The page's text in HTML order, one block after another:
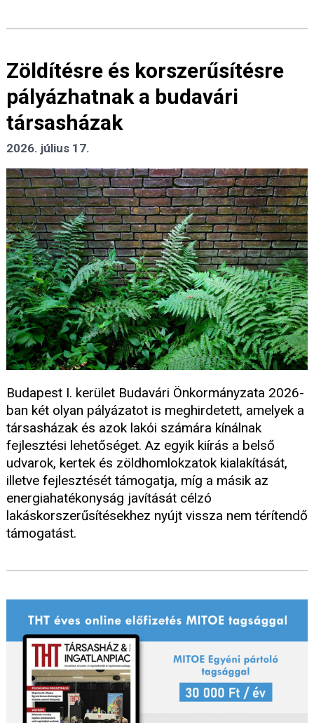
Zöldítésre és korszerűsítésre
pályázhatnak a budavári
társasházak
2026. július 17.
Budapest I. kerület Budavári Önkormányzata 2026-
ban két olyan pályázatot is meghirdetett, amelyek a
társasházak és azok lakói számára kínálnak
fejlesztési lehetőséget. Az egyik kiírás a belső
udvarok, kertek és zöldhomlokzatok kialakítását,
illetve fejlesztését támogatja, míg a másik az
energiahatékonyság javítását célzó
lakáskorszerűsítésekhez nyújt vissza nem térítendő
támogatást.